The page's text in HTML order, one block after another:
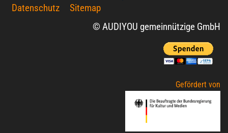
Datenschutz
Sitemap
© AUDIYOU gemeinnützige GmbH
Gefördert von